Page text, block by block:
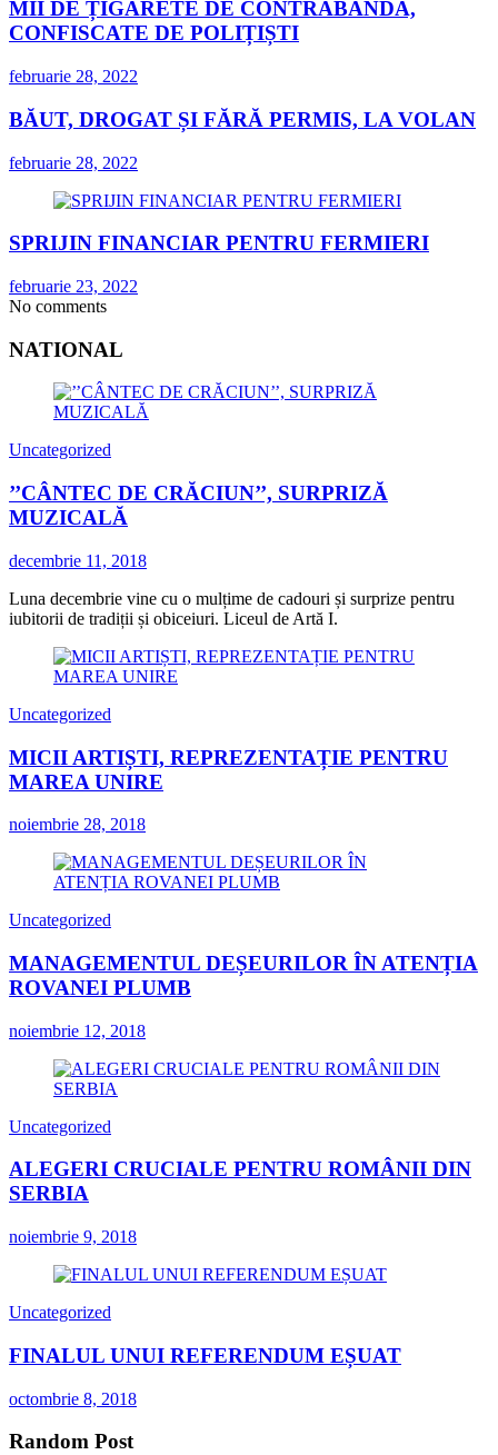
MII DE ȚIGARETE DE CONTRABANDĂ,
CONFISCATE DE POLIȚIȘTI
februarie 28, 2022
BĂUT, DROGAT ȘI FĂRĂ PERMIS, LA VOLAN
februarie 28, 2022
SPRIJIN FINANCIAR PENTRU FERMIERI
februarie 23, 2022
No comments
NATIONAL
Uncategorized
’’CÂNTEC DE CRĂCIUN’’, SURPRIZĂ
MUZICALĂ
decembrie 11, 2018
Luna decembrie vine cu o mulțime de cadouri și surprize pentru
iubitorii de tradiții și obiceiuri. Liceul de Artă I.
Uncategorized
MICII ARTIȘTI, REPREZENTAȚIE PENTRU
MAREA UNIRE
noiembrie 28, 2018
Uncategorized
MANAGEMENTUL DEȘEURILOR ÎN ATENȚIA
ROVANEI PLUMB
noiembrie 12, 2018
Uncategorized
ALEGERI CRUCIALE PENTRU ROMÂNII DIN
SERBIA
noiembrie 9, 2018
Uncategorized
FINALUL UNUI REFERENDUM EȘUAT
octombrie 8, 2018
Random Post